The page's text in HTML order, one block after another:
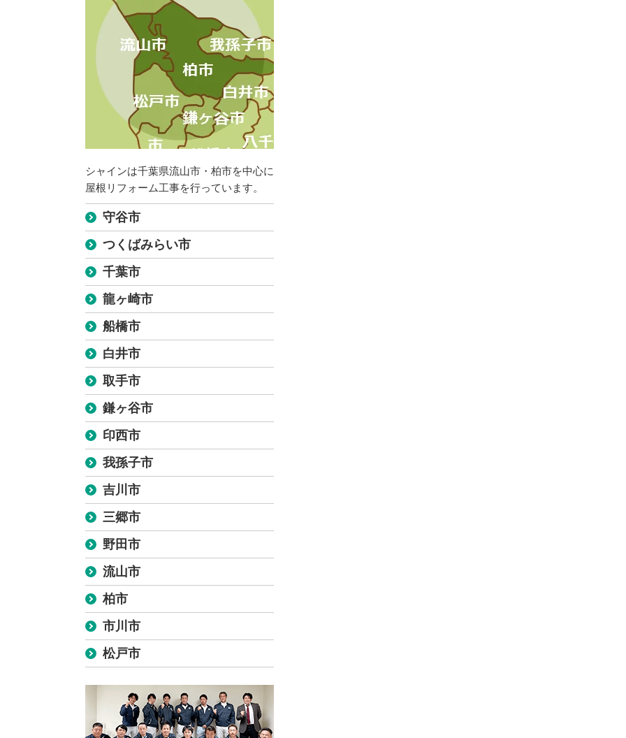
シャインは千葉県流山市・柏市を中心に
屋根リフォーム工事を行っています。
守谷市
つくばみらい市
千葉市
龍ヶ崎市
船橋市
白井市
取手市
鎌ヶ谷市
印西市
我孫子市
吉川市
三郷市
野田市
流山市
柏市
市川市
松戸市